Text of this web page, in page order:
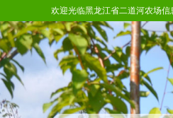
欢迎光临黑龙江省二道河农场信